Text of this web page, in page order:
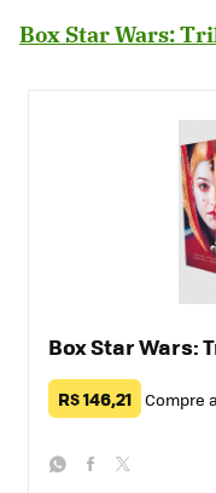
Box Star Wars:
Box Star Wars:
R$ 146,21 Compre